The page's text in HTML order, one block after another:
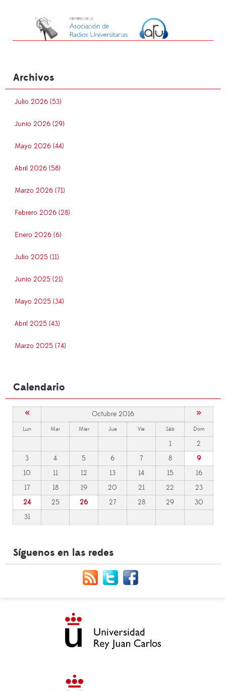
Archivos
Julio 2026 (53)
Junio 2026 (29)
Mayo 2026 (44)
Abril 2026 (58)
Marzo 2026 (71)
Febrero 2026 (28)
Enero 2026 (6)
Julio 2025 (11)
Junio 2025 (21)
Mayo 2025 (34)
Abril 2025 (43)
Marzo 2025 (74)
Calendario
« Octubre 2016 »
Lun Mar Mier Jue Vie Sáb Dom
1
2
3
4 5 6 7 8
9
10
11 12 13 14 15
16
17
18 19 20 21 22
23
24
25 26 27 28 29
30
31
Síguenos en las redes